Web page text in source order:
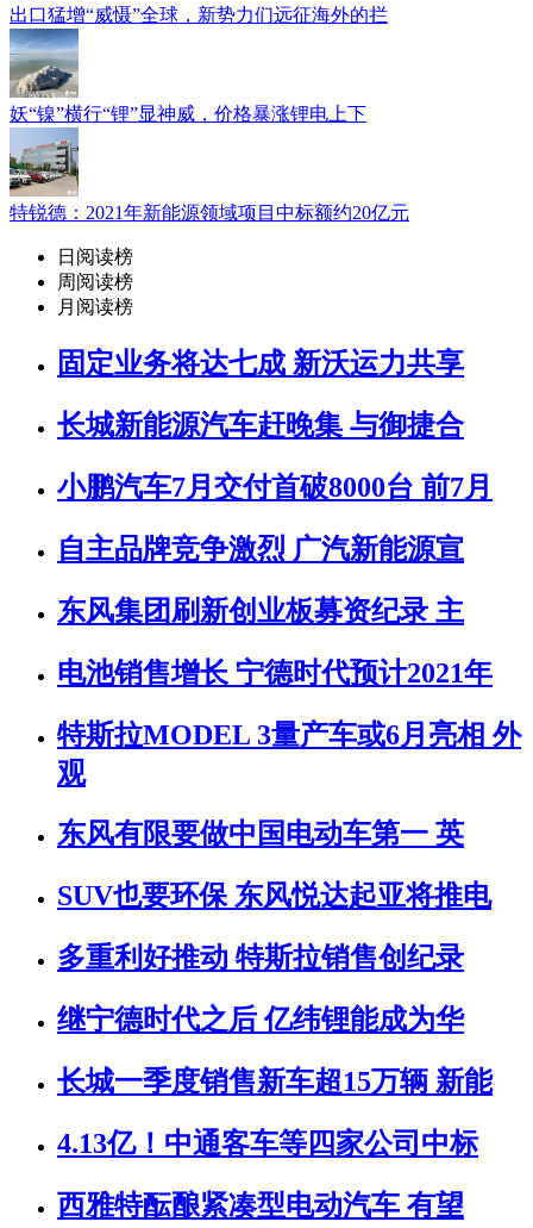
出口猛增“威慑”全球，新势力们远征海外的拦
妖“镍”横行“锂”显神威，价格暴涨锂电上下
特锐德：2021年新能源领域项目中标额约20亿元
日阅读榜
周阅读榜
月阅读榜
固定业务将达七成 新沃运力共享
长城新能源汽车赶晚集 与御捷合
小鹏汽车7月交付首破8000台 前7月
自主品牌竞争激烈 广汽新能源宣
东风集团刷新创业板募资纪录 主
电池销售增长 宁德时代预计2021年
特斯拉MODEL 3量产车或6月亮相 外
观
东风有限要做中国电动车第一 英
SUV也要环保 东风悦达起亚将推电
多重利好推动 特斯拉销售创纪录
继宁德时代之后 亿纬锂能成为华
长城一季度销售新车超15万辆 新能
4.13亿！中通客车等四家公司中标
西雅特酝酿紧凑型电动汽车 有望